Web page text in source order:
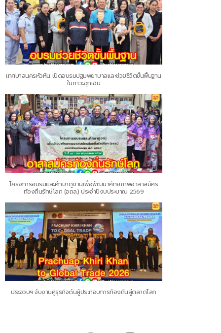
เทศบาลนครหัวหิน เปิดอบรมปฐมพยาบาลและช่วยชีวิตขั้นพื้นฐาน
ในภาวะฉุกเฉิน
โครงการอบรมและศึกษาดูงานเพื่อพัฒนาศักยภาพอาสาสมัคร
ท้องถิ่นรักษ์โลก (อถล.) ประจำปีงบประมาณ 2569
ประจวบฯ จับงานคู่ธุรกิจดันผู้ประกอบการท้องถิ่นสู่ตลาดโลก